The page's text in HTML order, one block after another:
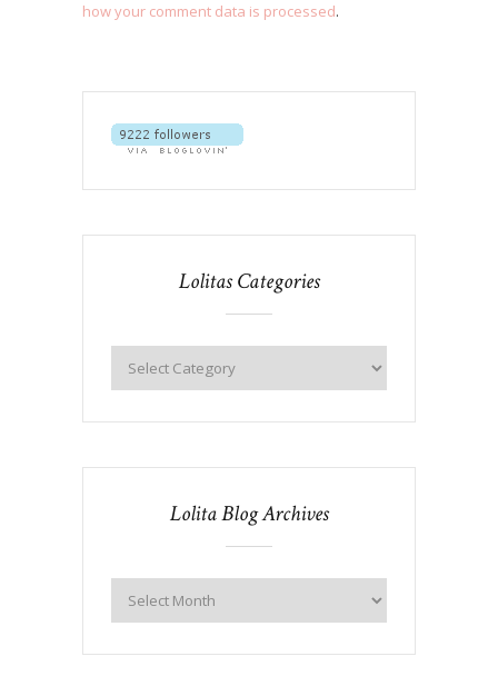
how your comment data is processed.
Lolitas Categories
Lolita Blog Archives